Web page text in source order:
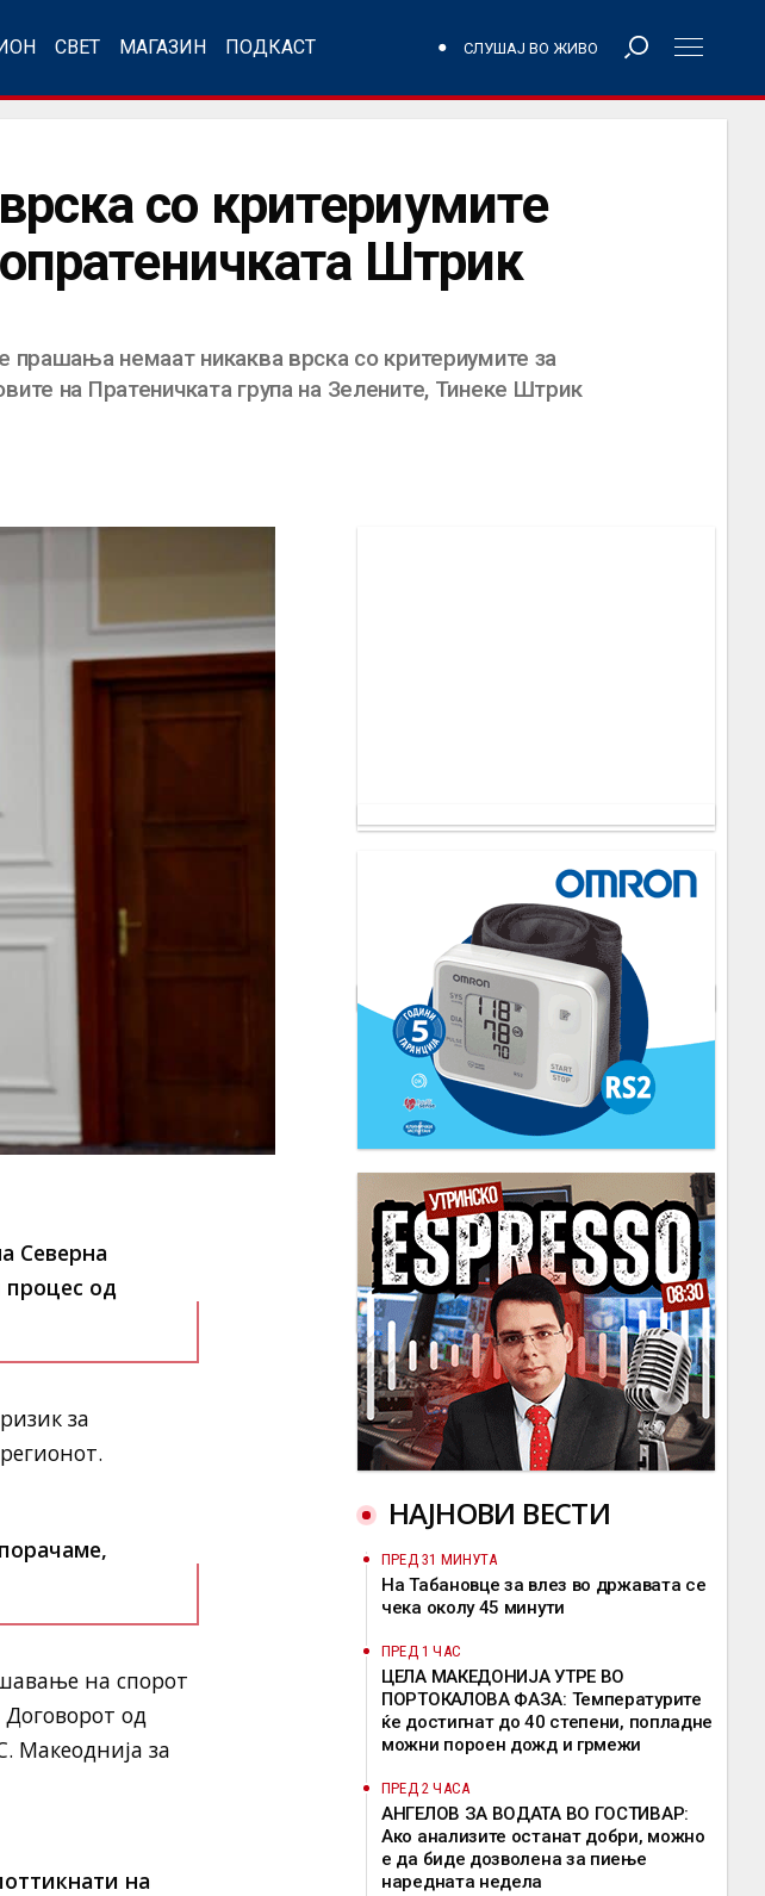
СВЕТ МАГАЗИН ПОДКАСТ СЛУШАЈ ВО ЖИВО
со критериумите
Штрик
прашања немаат никаква врска со критериумите за
на Пратеничката група на Зелените, Тинеке Штрик
Северна
процес од
за
на спорот
од
Макеоднија за
на
НАЈНОВИ ВЕСТИ
ПРЕД 31 МИНУТА
На Табановце за влез во државата се
чека околу 45 минути
ПРЕД 1 ЧАС
ЦЕЛА МАКЕДОНИЈА УТРЕ ВО
ПОРТОКАЛОВА ФАЗА: Температурите
ќе достигнат до 40 степени, попладне
можни пороен дожд и грмежи
ПРЕД 2 ЧАСА
АНГЕЛОВ ЗА ВОДАТА ВО ГОСТИВАР:
Ако анализите останат добри, можно
е да биде дозволена за пиење
наредната недела